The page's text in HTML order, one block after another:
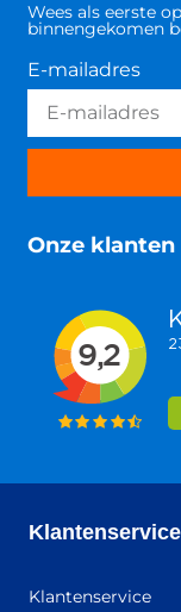
Wees als eerste
binnengekomen
E-mailadres
Onze
Klantenservice
Klantenservice